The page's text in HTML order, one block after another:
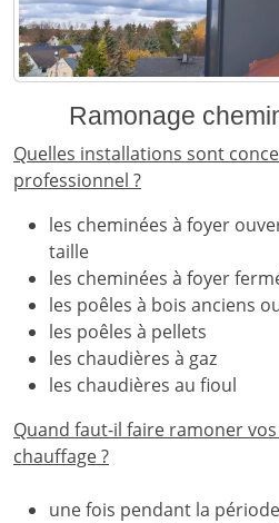
Ramonage
Quelles installations sont
professionnel ?
les cheminées à foyer
taille
les cheminées à foyer
les poêles à bois anciens
les poêles à pellets
les chaudières à gaz
les chaudières au fioul
Quand faut-il faire ramoner
chauffage ?
une fois pendant la